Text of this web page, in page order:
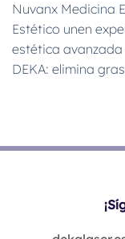
Nuvanx Medicina
Estético unen
estética
DEKA: elimina